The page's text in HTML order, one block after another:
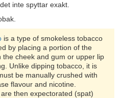
inte spyttar exakt.
is a type of smokeless tobacco
by placing a portion of the
the cheek and gum or upper lip
Unlike dipping tobacco, it is
be manually crushed with
flavour and nicotine.
then expectorated (spat)